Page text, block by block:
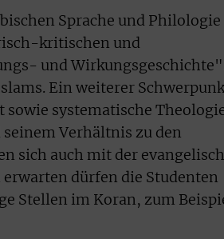
Sprache und Philologie
kritischen und
und
Ein weiterer
systematische
Verhältnis zu den
sich auch mit der
dürfen die Studenten
Stellen im Koran, zum